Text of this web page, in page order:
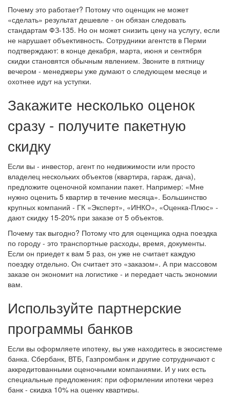
Почему это работает? Потому что оценщик не может
«сделать» результат дешевле - он обязан следовать
стандартам ФЗ-135. Но он может снизить цену на услугу, если
не нарушает объективность. Сотрудники агентств в Перми
подтверждают: в конце декабря, марта, июня и сентября
скидки становятся обычным явлением. Звоните в пятницу
вечером - менеджеры уже думают о следующем месяце и
охотнее идут на уступки.
Закажите несколько оценок
сразу - получите пакетную
скидку
Если вы - инвестор, агент по недвижимости или просто
владелец нескольких объектов (квартира, гараж, дача),
предложите оценочной компании пакет. Например: «Мне
нужно оценить 5 квартир в течение месяца». Большинство
крупных компаний - ГК «Эксперт», «ИНКО», «Оценка-Плюс» -
дают скидку 15-20% при заказе от 5 объектов.
Почему так выгодно? Потому что для оценщика одна поездка
по городу - это транспортные расходы, время, документы.
Если он приедет к вам 5 раз, он уже не считает каждую
поездку отдельно. Он считает это «заказом». А при массовом
заказе он экономит на логистике - и передает часть экономии
вам.
Используйте партнерские
программы банков
Если вы оформляете ипотеку, вы уже находитесь в экосистеме
банка. Сбербанк, ВТБ, Газпромбанк и другие сотрудничают с
аккредитованными оценочными компаниями. И у них есть
специальные предложения: при оформлении ипотеки через
банк - скидка 10% на оценку квартиры.